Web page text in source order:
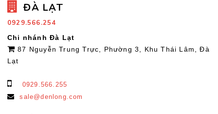
ĐÀ LẠT
0929.566.254
Chi nhánh Đà Lạt
87 Nguyễn Trung Trực, Phường 3, Khu Thái Lâm, Đà
Lạt
0929.566.255
sale@denlong.com